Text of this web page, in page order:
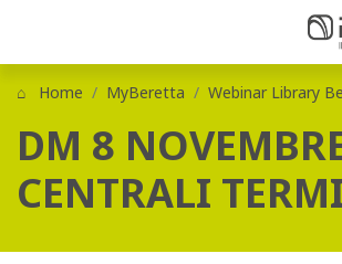
Home MyBeretta Webinar Library
DM 8
CENTRALI